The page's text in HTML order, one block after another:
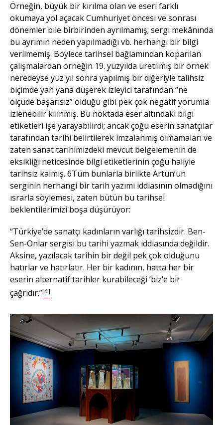
Örneğin, büyük bir kırılma olan ve eseri farklı
okumaya yol açacak Cumhuriyet öncesi ve sonrası
dönemler bile birbirinden ayrılmamış; sergi mekânında
bu ayrımın neden yapılmadığı vb. herhangi bir bilgi
verilmemiş. Böylece tarihsel bağlamından koparılan
çalışmalardan örneğin 19. yüzyılda üretilmiş bir örnek
neredeyse yüz yıl sonra yapılmış bir diğeriyle talihsiz
biçimde yan yana düşerek izleyici tarafından “ne
ölçüde başarısız” olduğu gibi pek çok negatif yorumla
izlenebilir kılınmış. Bu noktada eser altındaki bilgi
etiketleri işe yarayabilirdi; ancak çoğu eserin sanatçılar
tarafından tarihi belirtilerek imzalanmış olmamaları ve
zaten sanat tarihimizdeki mevcut belgelemenin de
eksikliği neticesinde bilgi etiketlerinin çoğu haliyle
tarihsiz kalmış. 6Tüm bunlarla birlikte Artun’un
serginin herhangi bir tarih yazımı iddiasının olmadığını
ısrarla söylemesi, zaten bütün bu tarihsel
beklentilerimizi boşa düşürüyor:
“Türkiye’de sanatçı kadınların varlığı tarihsizdir. Ben-
Sen-Onlar sergisi bu tarihi yazmak iddiasında değildir.
Aksine, yazılacak tarihin bir değil pek çok olduğunu
hatırlar ve hatırlatır. Her bir kadının, hatta her bir
eserin alternatif tarihler kurabileceği ‘biz’e bir
çağrıdır.”[4]